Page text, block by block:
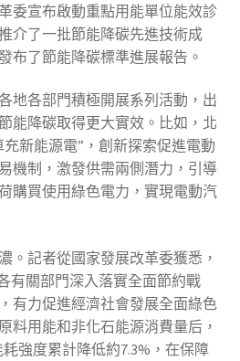
委宣布啟動重點用能單位能效診
介了一批節能降碳先進技術成
布了節能降碳標準進展報告。
地各部門積極開展系列活動，出
能降碳取得更大實效。比如，北
新能源電”，創新探索促進電動
機制，激發供需兩側潛力，引導
購買使用綠色電力，實現電動汽
。記者從國家發展改革委獲悉，
有關部門深入落實全面節約戰
有力促進經濟社會發展全面綠色
料用能和非化石能源消費量后，
強度累計降低約7.3%，在保障